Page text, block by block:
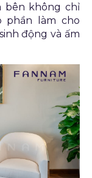
bên không chỉ
phần làm cho
động và ấm